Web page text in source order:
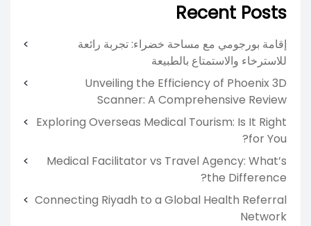
Recent Posts
إقامة بورجومي مع مساحة خضراء: تجربة رائعة
للاسترخاء والاستمتاع بالطبيعة
Unveiling the Efficiency of Phoenix 3D
Scanner: A Comprehensive Review
Exploring Overseas Medical Tourism: Is It Right
for You?
Medical Facilitator vs Travel Agency: What’s
the Difference?
Connecting Riyadh to a Global Health Referral
Network